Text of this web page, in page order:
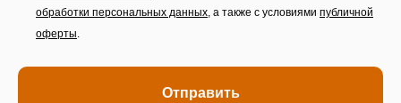
обработки персональных данных, а также с условиями публичной
оферты.
Отправить